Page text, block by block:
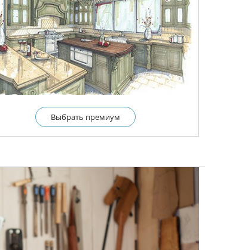
Выбрать премиум